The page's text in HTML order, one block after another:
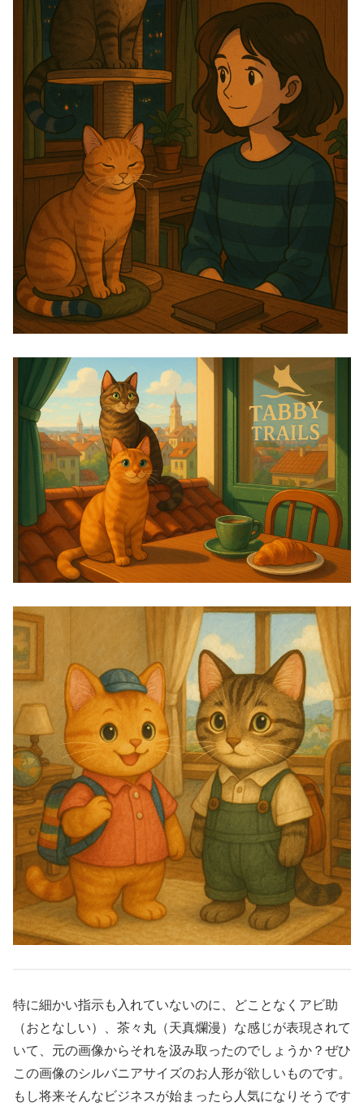
特に細かい指示も入れていないのに、どことなくアビ助
（おとなしい）、茶々丸（天真爛漫）な感じが表現されて
いて、元の画像からそれを汲み取ったのでしょうか？ぜひ
この画像のシルバニアサイズのお人形が欲しいものです。
もし将来そんなビジネスが始まったら人気になりそうです